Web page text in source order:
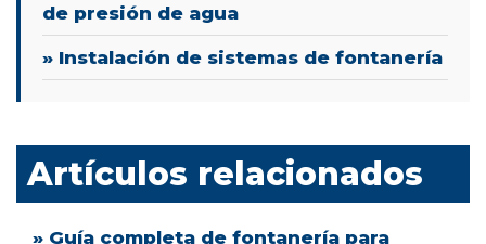
de presión de agua
» Instalación de sistemas de fontanería
Artículos relacionados
» Guía completa de fontanería para